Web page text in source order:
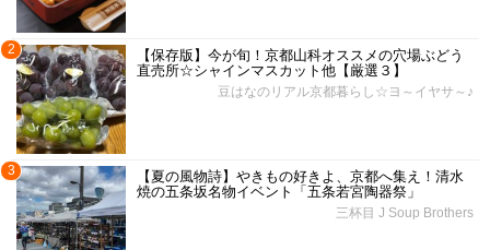
2
【保存版】今が旬！京都山科オススメの穴場ぶどう
直売所☆シャインマスカット他【厳選３】
豆はなのリアル京都暮らし☆ヨ～イヤサ～♪
3
【夏の風物詩】やきもの好きよ、京都へ集え！清水
焼の五条坂名物イベント「五条若宮陶器祭」
三杯目 J Soup Brothers